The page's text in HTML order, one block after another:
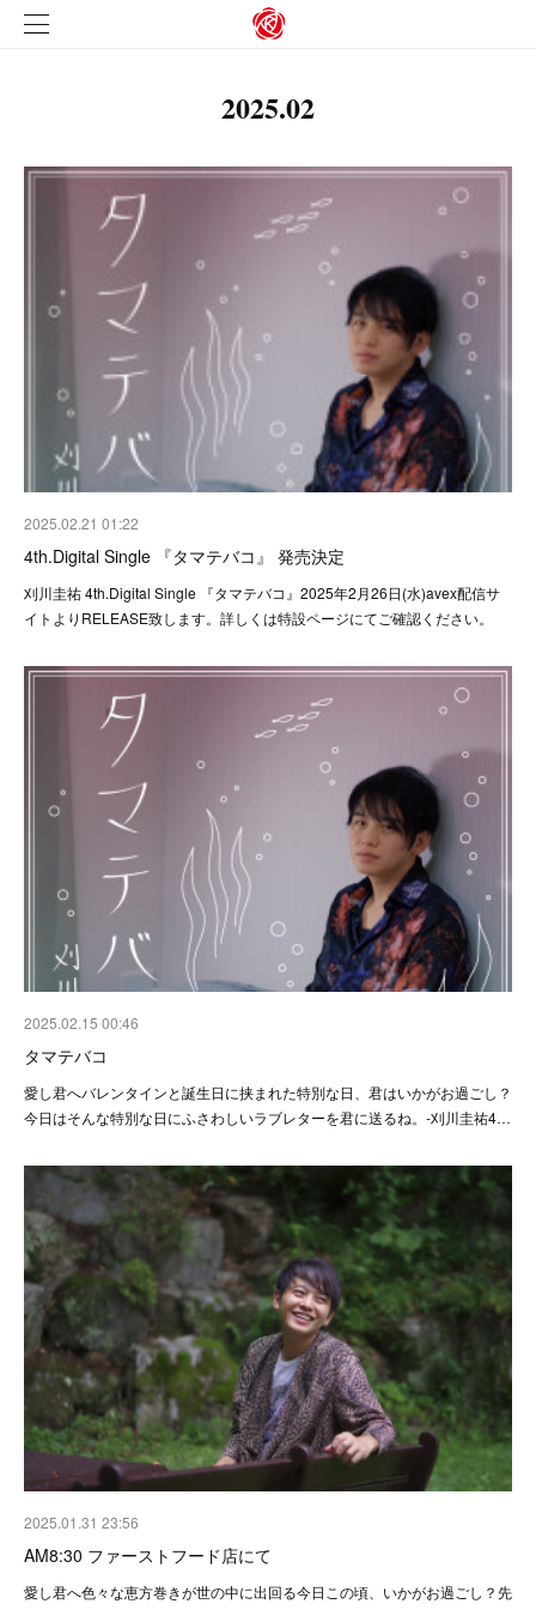
2025.02
2025.02.21 01:22
4th.Digital Single 『タマテバコ』 発売決定
刈川圭祐 4th.Digital Single 『タマテバコ』2025年2月26日(水)avex配信サ
イトよりRELEASE致します。詳しくは特設ページにてご確認ください。
2025.02.15 00:46
タマテバコ
愛し君へバレンタインと誕生日に挟まれた特別な日、君はいかがお過ごし？
今日はそんな特別な日にふさわしいラブレターを君に送るね。-刈川圭祐4…
2025.01.31 23:56
AM8:30 ファーストフード店にて
愛し君へ色々な恵方巻きが世の中に出回る今日この頃、いかがお過ごし？先